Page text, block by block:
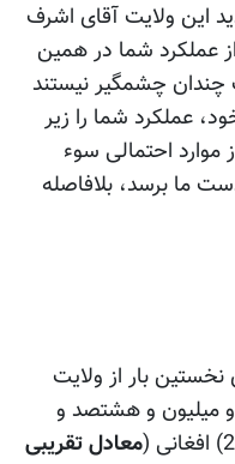
اين ولايت آقای اشرف
عملکرد شما در همين
چندان چشمگير نيستند
عملکرد شما را زير
احتمالی سوء
ما برسد، بلافاصله
بار از ولايت
ميليون و هشتصد و
معادل تقريبی